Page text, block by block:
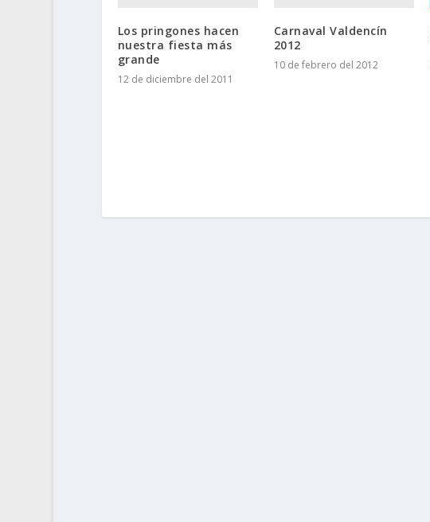
Los pringones hacen
nuestra fiesta más
grande
12 de diciembre del 2011
Carnaval Valdencín
2012
10 de febrero del 2012